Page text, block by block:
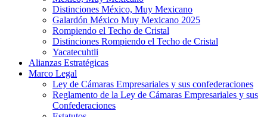
Distinciones México, Muy Mexicano
Galardón México Muy Mexicano 2025
Rompiendo el Techo de Cristal
Distinciones Rompiendo el Techo de Cristal
Yacatecuhtli
Alianzas Estratégicas
Marco Legal
Ley de Cámaras Empresariales y sus confederaciones
Reglamento de la Ley de Cámaras Empresariales y sus
Confederaciones